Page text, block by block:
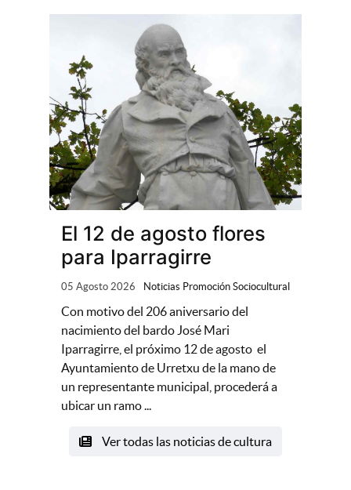
El 12 de agosto flores
para Iparragirre
05 Agosto 2026 Noticias Promoción Sociocultural
Con motivo del 206 aniversario del
nacimiento del bardo José Mari
Iparragirre, el próximo 12 de agosto el
Ayuntamiento de Urretxu de la mano de
un representante municipal, procederá a
ubicar un ramo ...
Ver todas las noticias de cultura